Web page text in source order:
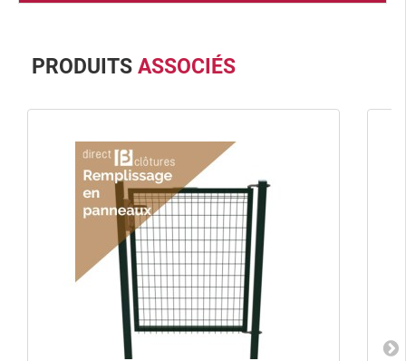
PRODUITS ASSOCIÉS